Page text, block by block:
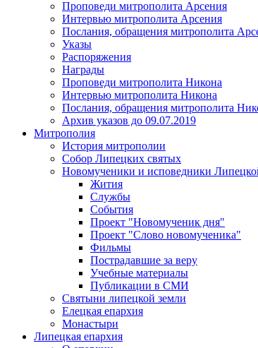
Проповеди митрополита Арсения
Интервью митрополита Арсения
Послания, обращения митрополита
Указы
Распоряжения
Награды
Проповеди митрополита Никона
Интервью митрополита Никона
Послания, обращения митрополита
Архив указов до 09.07.2019
Митрополия
История митрополии
Собор Липецких святых
Новомученики и исповедники
Жития
Службы
События
Проект "Новомученик дня"
Проект "Слово новомученика"
Фильмы
Пострадавшие за веру
Учебные материалы
Публикации в СМИ
Святыни липецкой земли
Елецкая епархия
Монастыри
Липецкая епархия